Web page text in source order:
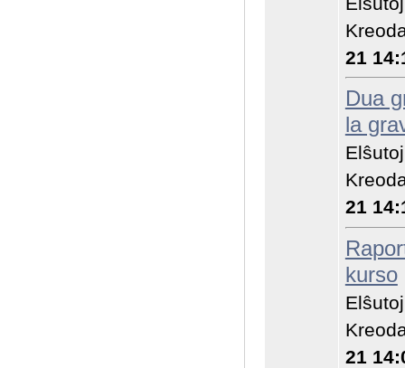
21
Dua
la
21
kurso
21